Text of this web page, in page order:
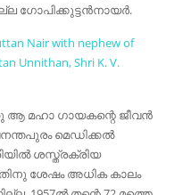
ഗോപിക്കുട്ടൻനായർ.
ആ മഹാ ഗായകന്റെ ജീവൻ
മെഡിക്കൽ
ശസ്ത്രക്രിയ
ശേഷം അധിക കാലം